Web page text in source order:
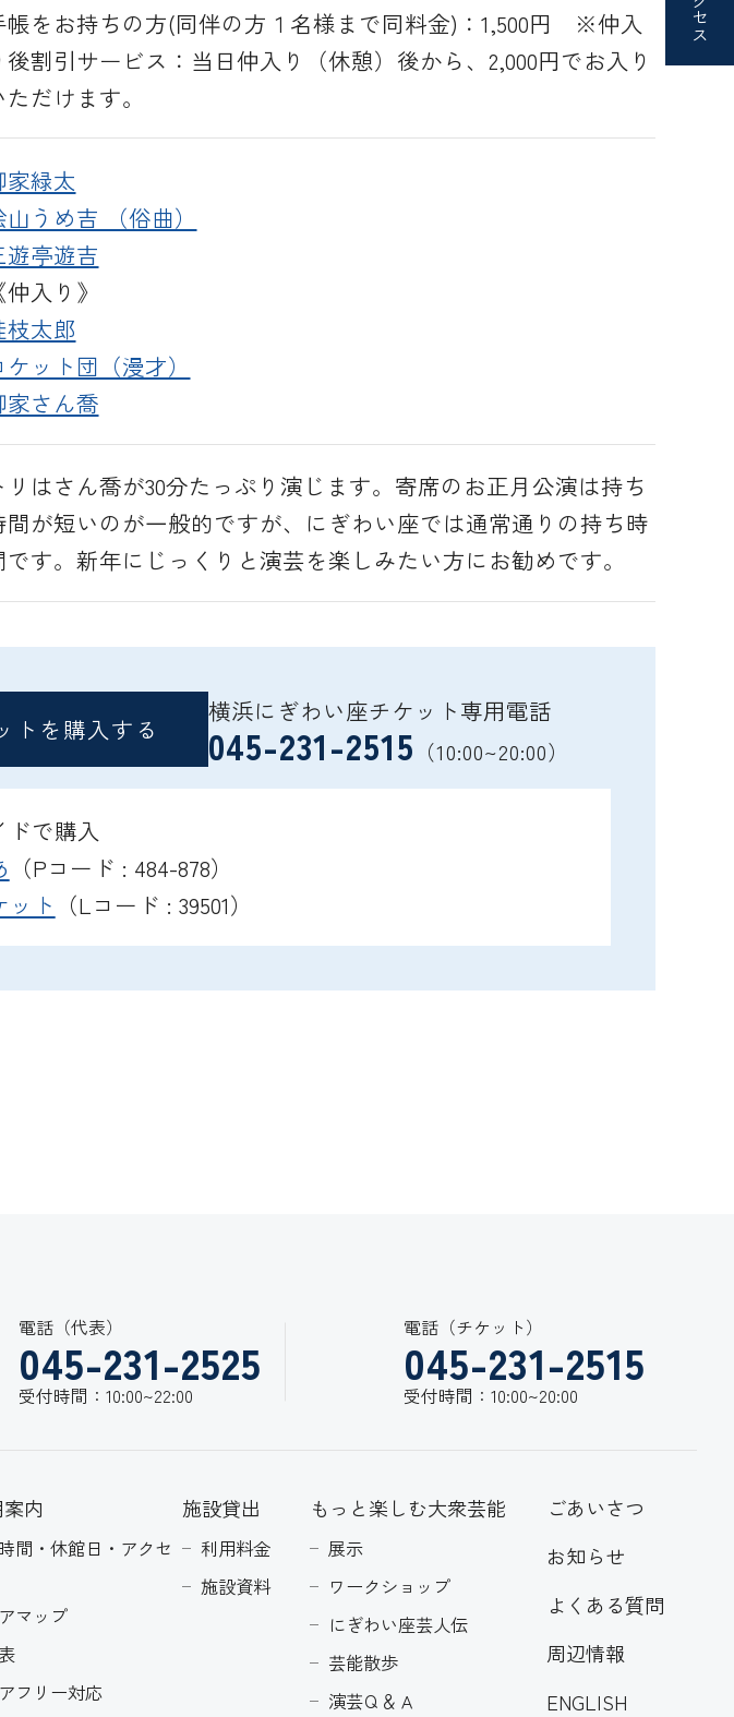
帳をお持ちの方(同伴の方１名様まで同料金)：1,500円 ※仲入
後割引サービス：当日仲入り（休憩）後から、2,000円でお入り
ただけます。
家緑太
うめ吉 （俗曲）
遊亭遊吉
仲入り》
枝太郎
ケット団（漫才）
家さん喬
リはさん喬が30分たっぷり演じます。寄席のお正月公演は持ち
間が短いのが一般的ですが、にぎわい座では通常通りの持ち時
です。新年にじっくりと演芸を楽しみたい方にお勧めです。
トを購入する
横浜にぎわい座チケット専用電話
045-231-2515 （10:00~20:00）
ドで購入
（Pコード : 484-878）
ット （Lコード : 39501）
電話（代表）
045-231-2525
受付時間：10:00~22:00
電話（チケット）
045-231-2515
受付時間：10:00~20:00
内
間・休館日・アクセ
マップ
フリー対応
施設貸出
利用料金
施設資料
もっと楽しむ大衆芸能
展示
ワークショップ
にぎわい座芸人伝
芸能散歩
演芸Ｑ＆Ａ
ごあいさつ
お知らせ
よくある質問
周辺情報
ENGLISH